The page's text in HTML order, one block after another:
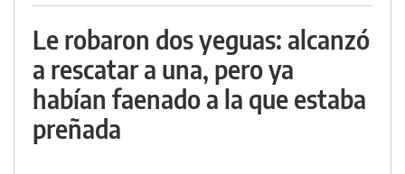
Le robaron dos yeguas: alcanzó
a rescatar a una, pero ya
habían faenado a la que estaba
preñada